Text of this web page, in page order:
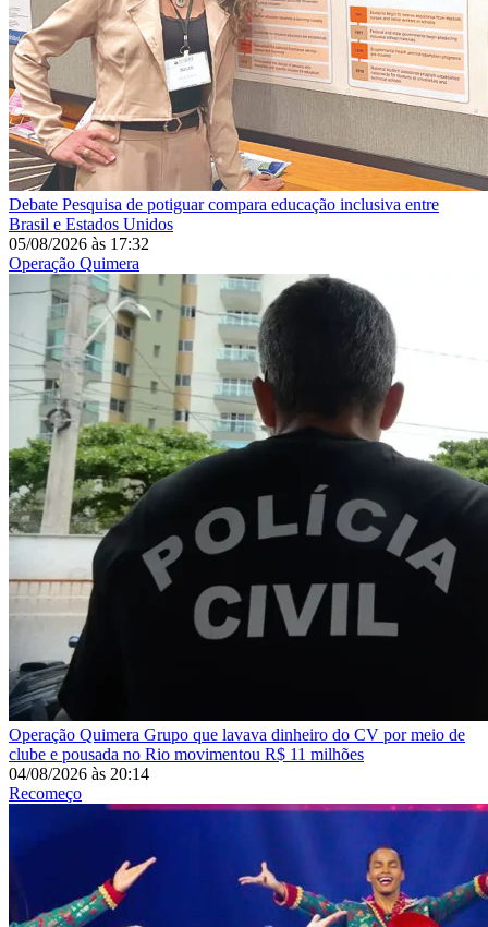
Debate Pesquisa de potiguar compara educação inclusiva entre
Brasil e Estados Unidos
05/08/2026 às 17:32
Operação Quimera
Operação Quimera Grupo que lavava dinheiro do CV por meio de
clube e pousada no Rio movimentou R$ 11 milhões
04/08/2026 às 20:14
Recomeço